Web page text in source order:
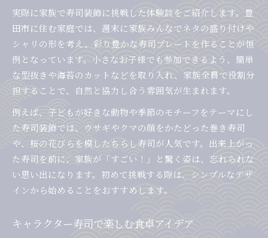
実際に家族で寿司装飾に挑戦した体験談をご紹介します。豊
田市に住む家庭では、週末に家族みんなでネタの盛り付けや
シャリの形を考え、彩り豊かな寿司プレートを作ることが恒
例となっています。小さなお子様でも参加できるよう、簡単
な型抜きや海苔のカットなどを取り入れ、家族全員で役割分
担することで、自然と協力し合う雰囲気が生まれます。
例えば、子どもが好きな動物や季節のモチーフをテーマにし
た寿司装飾では、ウサギやクマの顔をかたどった巻き寿司
や、桜の花びらを模したちらし寿司が人気です。出来上がっ
た寿司を前に、家族が「すごい！」と驚く姿は、忘れられな
い思い出になります。初めて挑戦する際は、シンプルなデザ
インから始めることをおすすめします。
キャラクター寿司で楽しむ食卓アイデア